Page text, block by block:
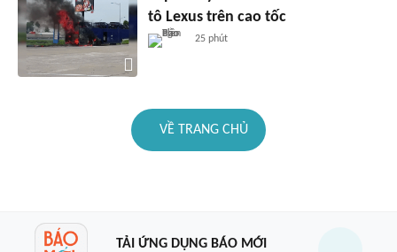
tô Lexus trên cao tốc
25 phút
VỀ TRANG CHỦ
TẢI ỨNG DỤNG BÁO MỚI